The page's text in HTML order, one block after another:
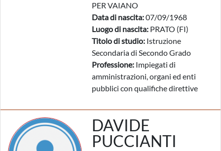
PER VAIANO
Data di nascita:07/09/1968
Luogo di nascita: PRATO (FI)
Titolo di studio: Istruzione
Secondaria di Secondo Grado
Professione: Impiegati di
amministrazioni, organi ed enti
pubblici con qualifiche direttive
DAVIDE
PUCCIANTI